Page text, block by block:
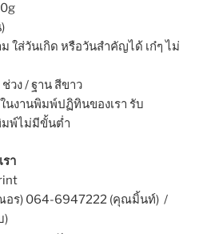
ใส่วันเกิด หรือวันสำคัญได้ เก๋ๆ ไม่
ช่วง / ฐาน สีขาว
งานพิมพ์ปฏิทินของเรา รับ
พ์ไม่มีขั้นต่ำ
า
อร) 064-6947222 (คุณมิ้นท์) /
)